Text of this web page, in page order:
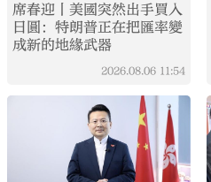
席春迎丨美國突然出手買入
日圓：特朗普正在把匯率變
成新的地緣武器
2026.08.06 11:54